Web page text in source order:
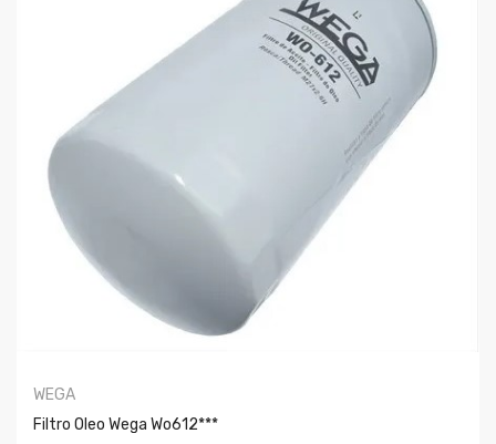
WEGA
Filtro Oleo Wega Wo612***